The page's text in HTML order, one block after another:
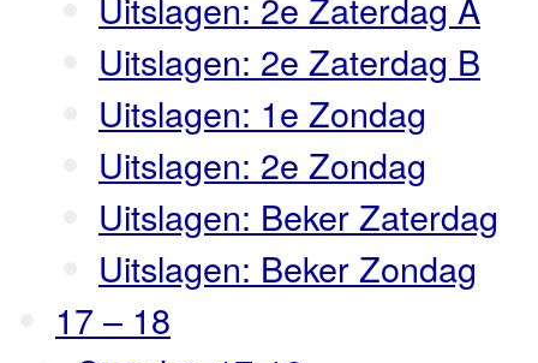
Uitslagen: 2e Zaterdag B
Uitslagen: 1e Zondag
Uitslagen: 2e Zondag
Uitslagen: Beker Zaterdag
Uitslagen: Beker Zondag
17 – 18